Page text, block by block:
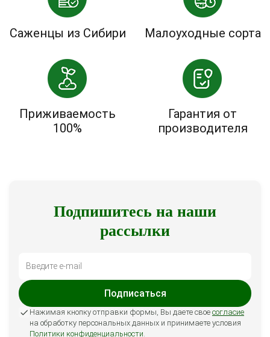
Саженцы из Сибири Малоуходные сорта
Приживаемость
100%
Гарантия от
производителя
Подпишитесь на наши
рассылки
Подписаться
Нажимая кнопку отправки формы, Вы даете свое согласие
на обработку персональных данных и принимаете условия
Политики конфиденциальности.